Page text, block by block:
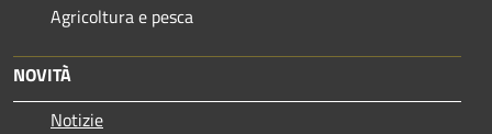
Agricoltura e pesca
NOVITÀ
Notizie